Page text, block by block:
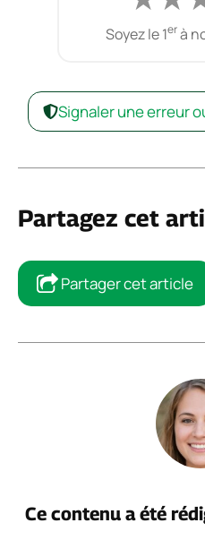
Soyez le 1erà
Signaler une erreur
Partagez cet
Partager cet article
Ce contenu a été